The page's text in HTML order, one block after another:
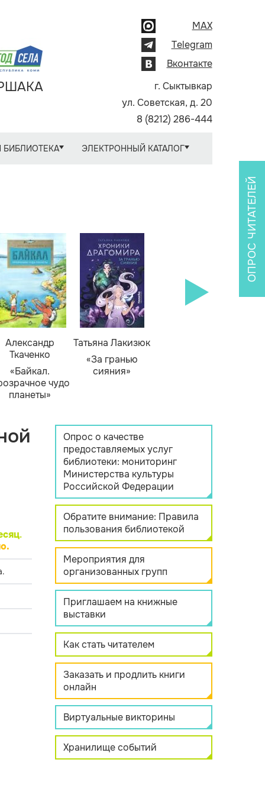
MAX
Telegram
Вконтакте
г. Сыктывкар
ул. Советская, д. 20
8 (8212) 286-444
БИБЛИОТЕКА ЭЛЕКТРОННЫЙ КАТАЛОГ
Александр
Ткаченко
«Байкал.
чудо
планеты»
Татьяна Лакизюк
«За гранью
сияния»
.
ОПРОС ЧИТАТЕЛЕЙ
Опрос о качестве
предоставляемых услуг
библиотеки: мониторинг
Министерства культуры
Российской Федерации
Обратите внимание: Правила
пользования библиотекой
Мероприятия для
организованных групп
Приглашаем на книжные
выставки
Как стать читателем
Заказать и продлить книги
онлайн
Виртуальные викторины
Хранилище событий